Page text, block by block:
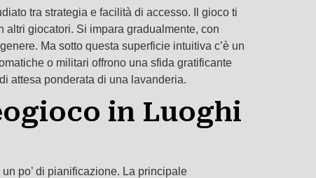
tra strategia e facilità di accesso. Il gioco ti
altri giocatori. Si impara gradualmente, con
Ma sotto questa superficie intuitiva c’è un
o militari offrono una sfida gratificante
attesa ponderata di una lavanderia.
in Luoghi
po’ di pianificazione. La principale